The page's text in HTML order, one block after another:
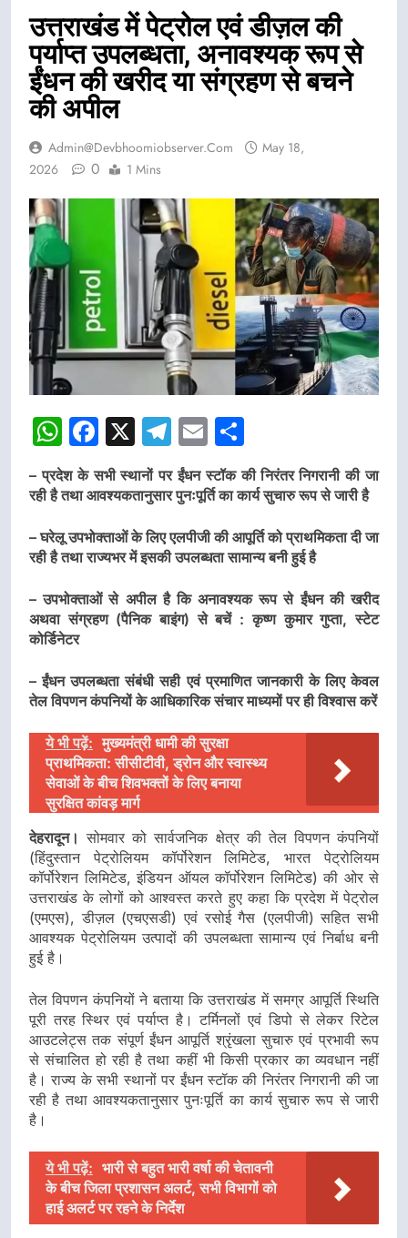
उत्तराखंड में पेट्रोल एवं डीज़ल की
पर्याप्त उपलब्धता, अनावश्यक रूप से
ईंधन की खरीद या संग्रहण से बचने
की अपील
Admin@devbhoomiobserver.com
May 18,
2026
0 1 Mins
WhatsApp
Facebook
X Telegram
Email
– प्रदेश के सभी स्थानों पर ईंधन स्टॉक की निरंतर निगरानी की जा
रही है तथा आवश्यकतानुसार पुनःपूर्ति का कार्य सुचारु रूप से जारी है
– घरेलू उपभोक्ताओं के लिए एलपीजी की आपूर्ति को प्राथमिकता दी जा
रही है तथा राज्यभर में इसकी उपलब्धता सामान्य बनी हुई है
– उपभोक्ताओं से अपील है कि अनावश्यक रूप से ईंधन की खरीद
अथवा संग्रहण (पैनिक बाइंग) से बचें : कृष्ण कुमार गुप्ता, स्टेट
कोर्डिनेटर
– ईंधन उपलब्धता संबंधी सही एवं प्रमाणित जानकारी के लिए केवल
तेल विपणन कंपनियों के आधिकारिक संचार माध्यमों पर ही विश्वास करें
ये भी पढ़ें: मुख्यमंत्री धामी की सुरक्षा
प्राथमिकता: सीसीटीवी, ड्रोन और स्वास्थ्य
सेवाओं के बीच शिवभक्तों के लिए बनाया
सुरक्षित कांवड़ मार्ग
देहरादून। सोमवार को सार्वजनिक क्षेत्र की तेल विपणन कंपनियों
(हिंदुस्तान पेट्रोलियम कॉर्पोरेशन लिमिटेड, भारत पेट्रोलियम
कॉर्पोरेशन लिमिटेड, इंडियन ऑयल कॉर्पोरेशन लिमिटेड) की ओर से
उत्तराखंड के लोगों को आश्वस्त करते हुए कहा कि प्रदेश में पेट्रोल
(एमएस), डीज़ल (एचएसडी) एवं रसोई गैस (एलपीजी) सहित सभी
आवश्यक पेट्रोलियम उत्पादों की उपलब्धता सामान्य एवं निर्बाध बनी
हुई है।
तेल विपणन कंपनियों ने बताया कि उत्तराखंड में समग्र आपूर्ति स्थिति
पूरी तरह स्थिर एवं पर्याप्त है। टर्मिनलों एवं डिपो से लेकर रिटेल
आउटलेट्स तक संपूर्ण ईंधन आपूर्ति श्रृंखला सुचारु एवं प्रभावी रूप
से संचालित हो रही है तथा कहीं भी किसी प्रकार का व्यवधान नहीं
है। राज्य के सभी स्थानों पर ईंधन स्टॉक की निरंतर निगरानी की जा
रही है तथा आवश्यकतानुसार पुनःपूर्ति का कार्य सुचारु रूप से जारी
है।
ये भी पढ़ें: भारी से बहुत भारी वर्षा की चेतावनी
के बीच जिला प्रशासन अलर्ट, सभी विभागों को
हाई अलर्ट पर रहने के निर्देश